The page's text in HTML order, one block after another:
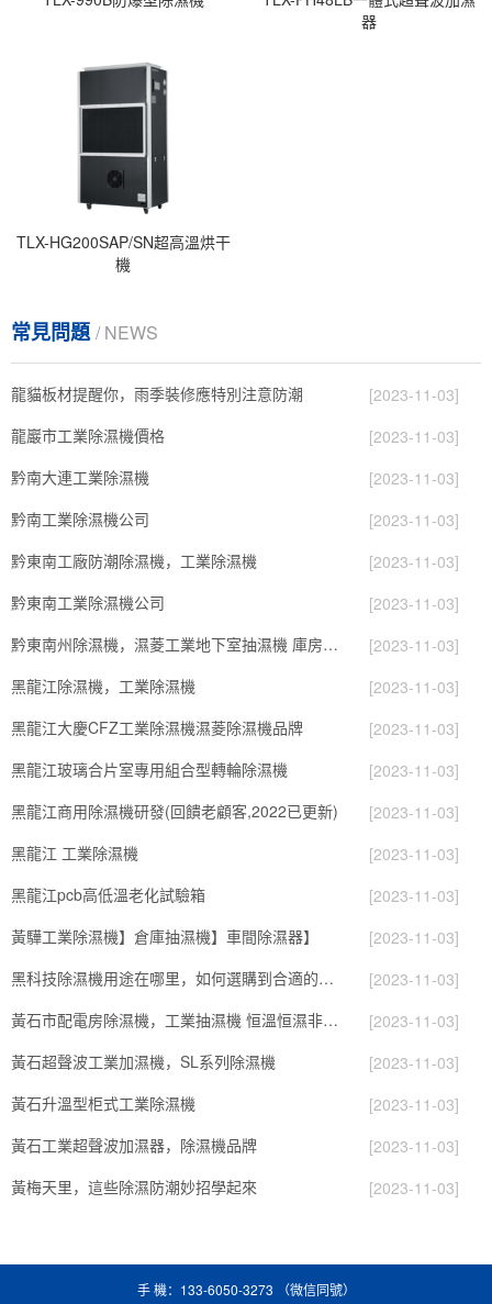
器
TLX-HG200SAP/SN超高溫烘干
機
常見問題/ NEWS
龍貓板材提醒你，雨季裝修應特別注意防潮
[2023-11-03]
龍巖市工業除濕機價格
[2023-11-03]
黔南大連工業除濕機
[2023-11-03]
黔南工業除濕機公司
[2023-11-03]
黔東南工廠防潮除濕機，工業除濕機
[2023-11-03]
黔東南工業除濕機公司
[2023-11-03]
黔東南州除濕機，濕菱工業地下室抽濕機 庫房配電房除濕器
[2023-11-03]
黑龍江除濕機，工業除濕機
[2023-11-03]
黑龍江大慶CFZ工業除濕機濕菱除濕機品牌
[2023-11-03]
黑龍江玻璃合片室專用組合型轉輪除濕機
[2023-11-03]
黑龍江商用除濕機研發(回饋老顧客,2022已更新)
[2023-11-03]
黑龍江 工業除濕機
[2023-11-03]
黑龍江pcb高低溫老化試驗箱
[2023-11-03]
黃驊工業除濕機】倉庫抽濕機】車間除濕器】
[2023-11-03]
黑科技除濕機用途在哪里，如何選購到合適的工業除濕機
[2023-11-03]
黃石市配電房除濕機，工業抽濕機 恒溫恒濕非標機器
[2023-11-03]
黃石超聲波工業加濕機，SL系列除濕機
[2023-11-03]
黃石升溫型柜式工業除濕機
[2023-11-03]
黃石工業超聲波加濕器，除濕機品牌
[2023-11-03]
黃梅天里，這些除濕防潮妙招學起來
[2023-11-03]
手 機：133-6050-3273 （微信同號）